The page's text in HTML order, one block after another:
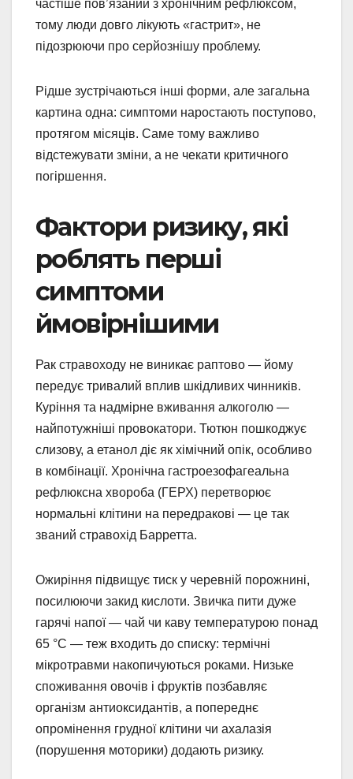
частіше пов’язаний з хронічним рефлюксом,
тому люди довго лікують «гастрит», не
підозрюючи про серйознішу проблему.
Рідше зустрічаються інші форми, але загальна
картина одна: симптоми наростають поступово,
протягом місяців. Саме тому важливо
відстежувати зміни, а не чекати критичного
погіршення.
Фактори ризику, які
роблять перші
симптоми
ймовірнішими
Рак стравоходу не виникає раптово — йому
передує тривалий вплив шкідливих чинників.
Куріння та надмірне вживання алкоголю —
найпотужніші провокатори. Тютюн пошкоджує
слизову, а етанол діє як хімічний опік, особливо
в комбінації. Хронічна гастроезофагеальна
рефлюксна хвороба (ГЕРХ) перетворює
нормальні клітини на передракові — це так
званий стравохід Барретта.
Ожиріння підвищує тиск у черевній порожнині,
посилюючи закид кислоти. Звичка пити дуже
гарячі напої — чай чи каву температурою понад
65 °C — теж входить до списку: термічні
мікротравми накопичуються роками. Низьке
споживання овочів і фруктів позбавляє
організм антиоксидантів, а попереднє
опромінення грудної клітини чи ахалазія
(порушення моторики) додають ризику.